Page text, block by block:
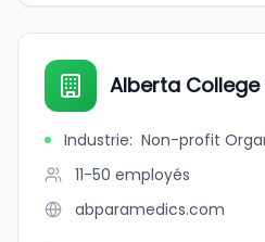
Alberta
Industrie: Non-profit
11-50 employés
abparamedics.com